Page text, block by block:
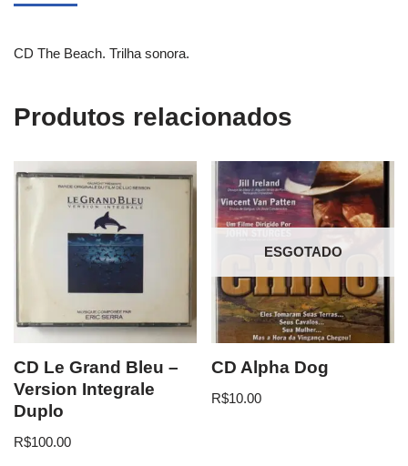
CD The Beach. Trilha sonora.
Produtos relacionados
CD Le Grand Bleu –
Version Integrale
Duplo
R$100.00
ESGOTADO
CD Alpha Dog
R$10.00